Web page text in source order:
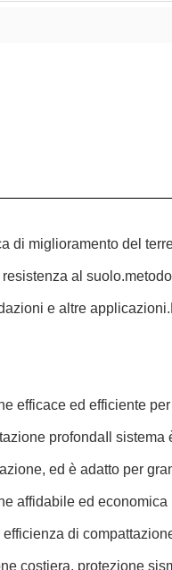
di miglioramento del
al
e altre
efficace ed efficiente
profondaIl
ed è adatto per
affidabile ed
di
costiera, protezione